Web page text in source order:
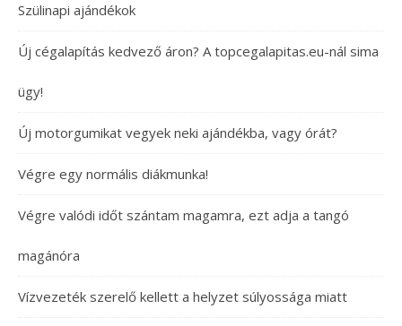
Szülinapi ajándékok
Új cégalapítás kedvező áron? A topcegalapitas.eu-nál sima
ügy!
Új motorgumikat vegyek neki ajándékba, vagy órát?
Végre egy normális diákmunka!
Végre valódi időt szántam magamra, ezt adja a tangó
magánóra
Vízvezeték szerelő kellett a helyzet súlyossága miatt